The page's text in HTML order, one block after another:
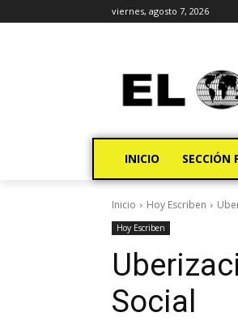
viernes, agosto 7, 2026
INICIO SECCIÓN
Inicio Hoy Escriben
Hoy Escriben
Social